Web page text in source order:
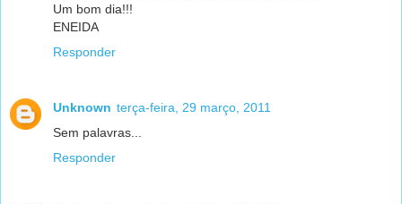
Um bom dia!!!
ENEIDA
Responder
Unknown terça-feira, 29 março, 2011
Sem palavras...
Responder